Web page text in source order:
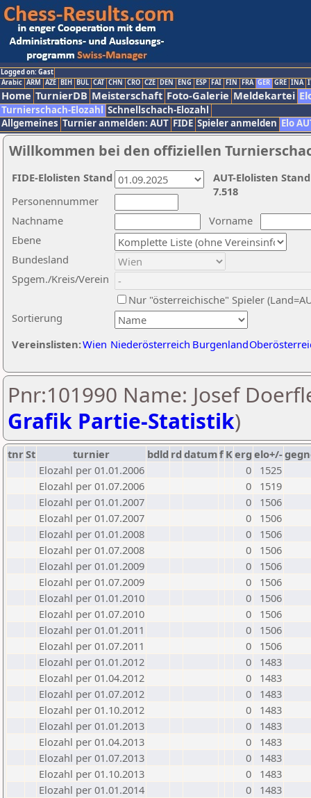
Logged on: Gast
Arabic ARM AZE BIH BUL CAT CHN CRO CZE DEN ENG ESP FAI FIN FRA GER GRE INA
Home TurnierDB Meisterschaft Foto-Galerie Meldekartei
Turnierschach-Elozahl Schnellschach-Elozahl
Allgemeines Turnier anmelden: AUT FIDE Spieler anmelden Elo
Willkommen bei den offiziellen
Nachname
Vorname
Ebene
Sortierung
Personennummer
Bundesland
Spgem./Kreis/Verein
Nur "österreichische" Spieler
Vereinslisten:Wien Niederösterreich Burgenland
AUT-Elolisten
7.518
FIDE-Elolisten Stand
Pnr:101990 Name: Josef
Grafik Partie-Statistik)
tnrSt turnier bdld rd datumf Kerg elo+/-
Elozahl per 01.01.2006
0
1525
Elozahl per 01.07.2006
0
1519
Elozahl per 01.01.2007
0
1506
Elozahl per 01.07.2007
0
1506
Elozahl per 01.01.2008
0
1506
Elozahl per 01.07.2008
0
1506
Elozahl per 01.01.2009
0
1506
Elozahl per 01.07.2009
0
1506
Elozahl per 01.01.2010
0
1506
Elozahl per 01.07.2010
0
1506
Elozahl per 01.01.2011
0
1506
Elozahl per 01.07.2011
0
1506
Elozahl per 01.01.2012
0
1483
Elozahl per 01.04.2012
0
1483
Elozahl per 01.07.2012
0
1483
Elozahl per 01.10.2012
0
1483
Elozahl per 01.01.2013
0
1483
Elozahl per 01.04.2013
0
1483
Elozahl per 01.07.2013
0
1483
Elozahl per 01.10.2013
0
1483
Elozahl per 01.01.2014
0
1483